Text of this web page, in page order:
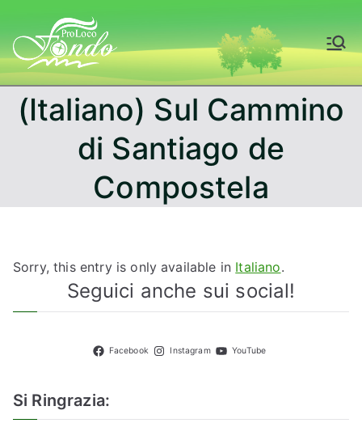
content
Fondo – Val di
Non
(Italiano) Sul Cammino
di Santiago de
Compostela
Sorry, this entry is only available in Italiano.
Seguici anche sui social!
Facebook Instagram YouTube
Si Ringrazia: